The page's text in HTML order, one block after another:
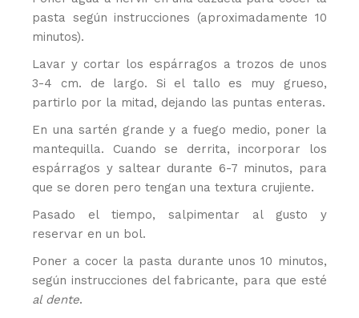
pasta según instrucciones (aproximadamente 10
minutos).
Lavar y cortar los espárragos a trozos de unos
3-4 cm. de largo. Si el tallo es muy grueso,
partirlo por la mitad, dejando las puntas enteras.
En una sartén grande y a fuego medio, poner la
mantequilla. Cuando se derrita, incorporar los
espárragos y saltear durante 6-7 minutos, para
que se doren pero tengan una textura crujiente.
Pasado el tiempo, salpimentar al gusto y
reservar en un bol.
Poner a cocer la pasta durante unos 10 minutos,
según instrucciones del fabricante, para que esté
al dente.